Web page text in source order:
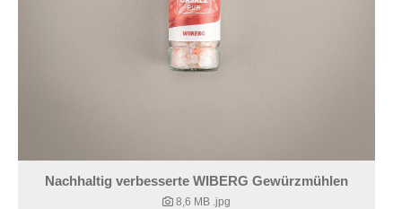
Nachhaltig verbesserte WIBERG Gewürzmühlen
8,6 MB .jpg